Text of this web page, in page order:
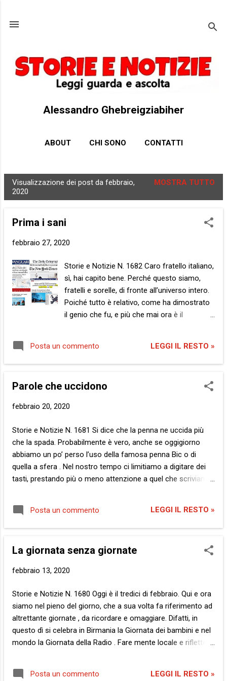
Alessandro Ghebreigziabiher
ABOUT CHI SONO CONTATTI
o
Visualizzazione dei post da febbraio,
2020
MOSTRA TUTTO
Prima i sani
febbraio 27, 2020
Storie e Notizie N. 1682 Caro fratello italiano,
sì, hai capito bene. Perché questo siamo,
fratelli e sorelle, di fronte all’universo intero.
Poiché tutto è relativo, come ha dimostrato
il genio che fu, e più che mai ora è il
Trarre insegnamento dalla Storia, passata e
presente, che ci vede più o meno
sorte. Soprattutto laddove colpiti da
considerare il peso del mero caso, o
condizioni di vita? Quante volte ti
esortammo, in breve, a metterti nei nostri
panni per capire e, auspicabilmente, tener
conto della tua fortuna? Ebbene, come
spesso accade nelle nostre comuni vicende,
illuminare la visione delle cose, forse il
spettro del Coronav...
Posta un commento LEGGI IL RESTO »
Parole che uccidono
febbraio 20, 2020
Storie e Notizie N. 1681 Si dice che la penna ne uccida più
che la spada. Probabilmente è vero, anche se oggigiorno
abbiamo un po’ perso l’uso della famosa penna Bic o di
quella a sfera . Nel nostro tempo ci limitiamo a digitare dei
tasti, prestando più o meno attenzione a quel che scriviamo.
abbiamo detto. Tuttavia, tale epocale mutamento non
diminuisce affatto il potere delle parole. Anzi,
paradossalmente ci ha portato a sottovalutarne il peso e le
ovvero la colpa, rimane e qualcuno dovrà risponderne, prima
Traducono folli pensieri e terrificanti intenzioni. Come
con il sangue di una decina di persone, ferendone
gravemente altre quattro ad Hanau, in Germania, ha
dichiarato che alcuni popoli che non si riescono a espellere
vanno sterminati . Ma le parole ...
Posta un commento LEGGI IL RESTO »
La giornata senza giornate
febbraio 13, 2020
Storie e Notizie N. 1680 Oggi è il tredici di febbraio. Qui e ora
siamo nel pieno del giorno, che a sua volta fa riferimento ad
altrettante giornate , da ricordare e omaggiare. Difatti, in
questo dì si celebra in Birmania la Giornata dei bambini e nel
mondo la Giornata della Radio . Fare mente locale e riflettere
peccati madornali, è una questione fondamentale. Il primo
ingrediente con cui costruire i mattoni con i quali comporre
Posta un commento LEGGI IL RESTO »